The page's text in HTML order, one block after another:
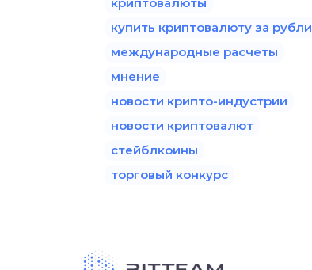
купить криптовалюту за рубли
международные расчеты
мнение
новости крипто-индустрии
новости криптовалют
стейблкоины
торговый конкурс